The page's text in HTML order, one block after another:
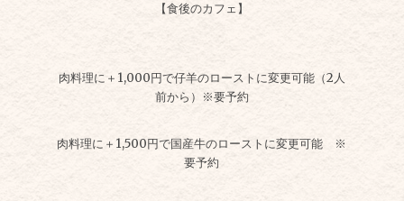
【食後のカフェ】
肉料理に＋1,000円で仔羊のローストに変更可能（2人
前から）※要予約
肉料理に＋1,500円で国産牛のローストに変更可能 ※
要予約